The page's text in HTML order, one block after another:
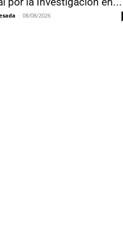
- 08/08/2026